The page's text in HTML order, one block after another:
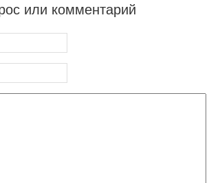
или комментарий